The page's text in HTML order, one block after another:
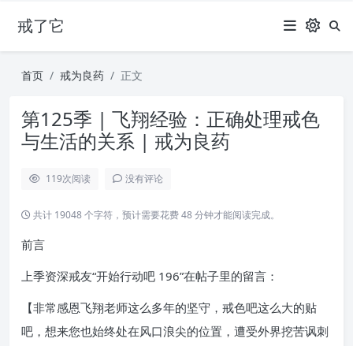
戒了它
首页 戒为良药 正文
第125季 | 飞翔经验：正确处理戒色
与生活的关系 | 戒为良药
119次阅读 没有评论
共计 19048 个字符，预计需要花费 48 分钟才能阅读完成。
前言
上季资深戒友“开始行动吧 196”在帖子里的留言：
【非常感恩飞翔老师这么多年的坚守，戒色吧这么大的贴
吧，想来您也始终处在风口浪尖的位置，遭受外界挖苦讽刺